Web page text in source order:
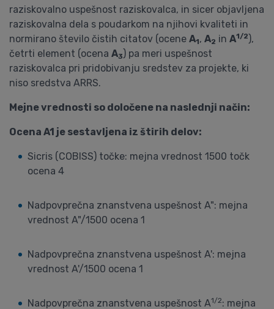
raziskovalno uspešnost raziskovalca, in sicer objavljena
raziskovalna dela s poudarkom na njihovi kvaliteti in
normirano število čistih citatov (ocene A1, A2 in A1/2),
četrti element (ocena A3) pa meri uspešnost
raziskovalca pri pridobivanju sredstev za projekte, ki
niso sredstva ARRS.
Mejne vrednosti so določene na naslednji način:
Ocena A1 je sestavljena iz štirih delov:
Sicris (COBISS) točke: mejna vrednost 1500 točk
ocena 4
Nadpovprečna znanstvena uspešnost A": mejna
vrednost A"/1500 ocena 1
Nadpovprečna znanstvena uspešnost A': mejna
vrednost A'/1500 ocena 1
Nadpovprečna znanstvena uspešnost A1/2: mejna